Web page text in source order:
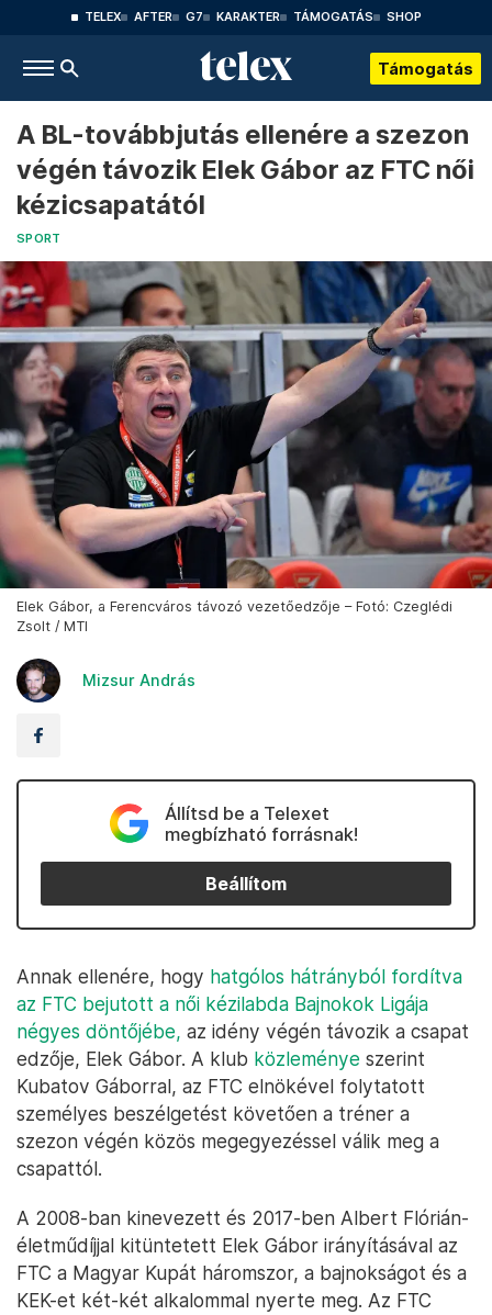
TELEX AFTER G7 KARAKTER TÁMOGATÁS SHOP
Támogatás
A BL-továbbjutás ellenére a szezon
végén távozik Elek Gábor az FTC női
kézicsapatától
SPORT
Elek Gábor, a Ferencváros távozó vezetőedzője – Fotó: Czeglédi
Zsolt / MTI
Mizsur András
Állítsd be a Telexet
megbízható forrásnak!
Beállítom
Annak ellenére, hogy hatgólos hátrányból fordítva
az FTC bejutott a női kézilabda Bajnokok Ligája
négyes döntőjébe, az idény végén távozik a csapat
edzője, Elek Gábor. A klub közleménye szerint
Kubatov Gáborral, az FTC elnökével folytatott
személyes beszélgetést követően a tréner a
szezon végén közös megegyezéssel válik meg a
csapattól.
A 2008-ban kinevezett és 2017-ben Albert Flórián-
életműdíjjal kitüntetett Elek Gábor irányításával az
FTC a Magyar Kupát háromszor, a bajnokságot és a
KEK-et két-két alkalommal nyerte meg. Az FTC